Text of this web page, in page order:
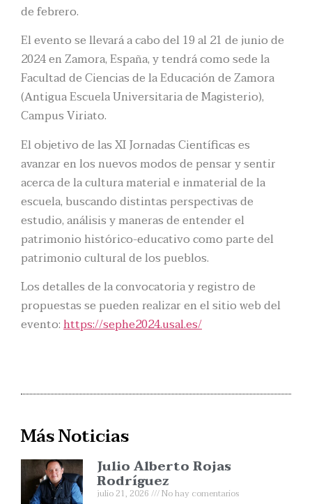
de febrero.
El evento se llevará a cabo del 19 al 21 de junio de
2024 en Zamora, España, y tendrá como sede la
Facultad de Ciencias de la Educación de Zamora
(Antigua Escuela Universitaria de Magisterio),
Campus Viriato.
El objetivo de las XI Jornadas Científicas es
avanzar en los nuevos modos de pensar y sentir
acerca de la cultura material e inmaterial de la
escuela, buscando distintas perspectivas de
estudio, análisis y maneras de entender el
patrimonio histórico-educativo como parte del
patrimonio cultural de los pueblos.
Los detalles de la convocatoria y registro de
propuestas se pueden realizar en el sitio web del
evento:https://sephe2024.usal.es/
Más Noticias
Julio Alberto Rojas
Rodríguez
julio 21, 2026 No hay comentarios